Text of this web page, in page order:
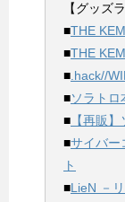
【グッズ
■THE
■THE
■.hack//
■ソラトロ
■ 【再販
■サイバー
ト
■LieN －